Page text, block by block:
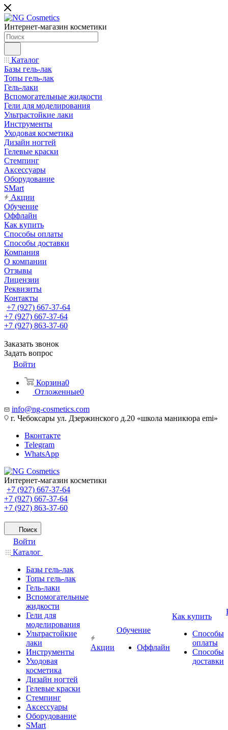
Интернет-магазин косметики
Каталог
Базы гель-лак
Топы гель-лак
Гель-лаки
Вспомогательные жидкости
Гели для моделирования
Ультрастойкие лаки
Инструменты
Уходовая косметика
Дизайн ногтей
Гелевые краски
Стемпинг
Аксессуары
Оборудование
SMart
Акции
Обучение
Оффлайн
Как купить
Способы оплаты
Способы доставки
Компания
О компании
Отзывы
Лицензии
Реквизиты
Контакты
+7 (927) 667-37-64
+7 (927) 667-37-64
+7 (927) 863-37-60
Заказать звонок
Задать вопрос
Войти
Корзина0
Отложенные0
info@ng-cosmetics.com
г. Чебоксары ул. Дзержинского д.20 «школа маникюра emi»
Вконтакте
Telegram
WhatsApp
Интернет-магазин косметики
+7 (927) 667-37-64
+7 (927) 667-37-64
+7 (927) 863-37-60
Поиск
Войти
Каталог
Базы гель-лак
Топы гель-лак
Гель-лаки
Вспомогательные
жидкости
Гели для
моделирования
Ультрастойкие
лаки
Инструменты
Уходовая
косметика
Дизайн ногтей
Гелевые краски
Стемпинг
Аксессуары
Оборудование
SMart
Акции
Обучение
Оффлайн
Как купить
Способы
оплаты
Способы
доставки